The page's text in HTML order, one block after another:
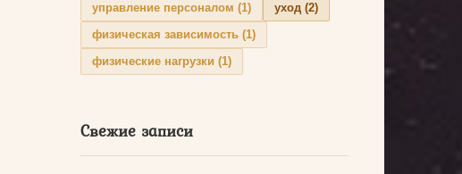
управление персоналом (1) уход (2)
физическая зависимость (1)
физические нагрузки (1)
Свежие записи